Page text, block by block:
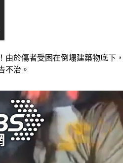
由於傷者受困在倒塌建築物底
不治。